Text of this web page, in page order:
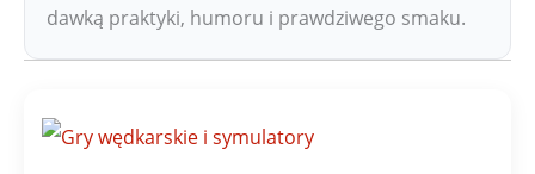
dawką praktyki, humoru i prawdziwego smaku.